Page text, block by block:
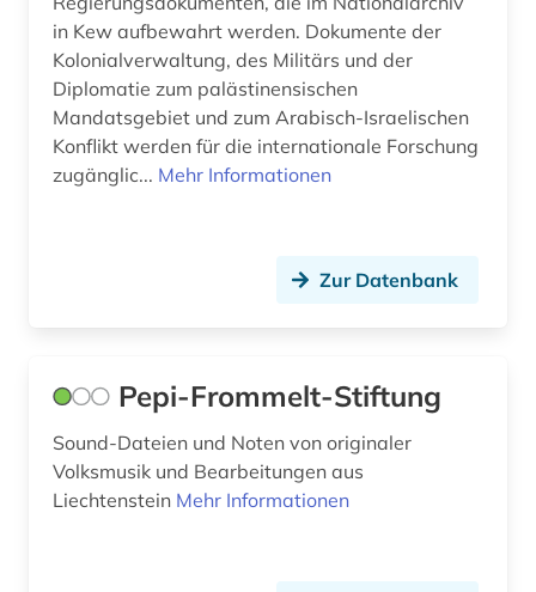
Mecklenburg-Vorpommern (1)
Mittelamerika (1)
Moldawien (1)
Monaco (1)
Nordrhein-Westfalen (1)
Norwegen (1)
Oesterreich (5)
in Kew aufbewahrt werden. Dokumente der
Kolonialverwaltung, des Militärs und der
Diplomatie zum palästinensischen
Mandatsgebiet und zum Arabisch-Israelischen
Konflikt werden für die internationale Forschung
zugänglic... Mehr Informationen
Zur Datenbank
Pepi-Frommelt-Stiftung
Sound-Dateien und Noten von originaler
Volksmusik und Bearbeitungen aus
Liechtenstein Mehr Informationen